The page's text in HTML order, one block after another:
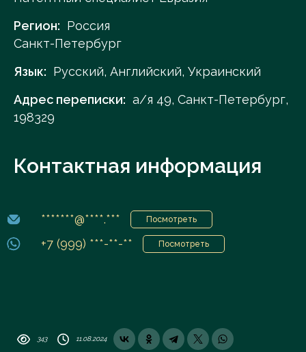
Регион: Россия
Санкт-Петербург
Язык: Русский, Английский, Украинский
Адрес переписки: а/я 49, Санкт-Петербург,
198329
Контактная информация
*******@****.*** Посмотреть
+7 (999) ***-**-** Посмотреть
343 11.08.2024